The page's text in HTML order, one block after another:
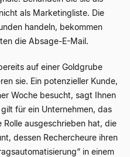
als Marketingliste. Die
handeln, bekommen
die Absage-E-Mail.
auf einer Goldgrube
sie. Ein potenzieller Kunde,
Woche besucht, sagt Ihnen
für ein Unternehmen, das
ausgeschrieben hat, die
dessen Rechercheure ihren
in einem